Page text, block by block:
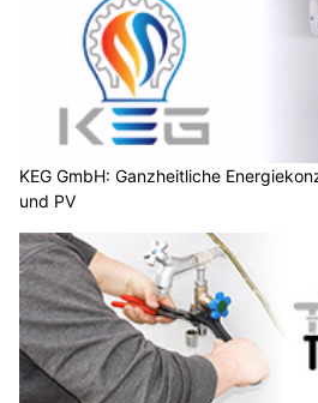
KEG GmbH: Ganzheitliche
und PV